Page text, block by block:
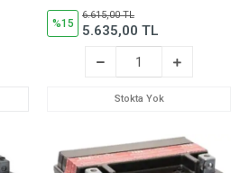
Motosiklet Aküsü Bakım
Gerektirmez,YTZ7SBS
%15
6.615,00 TL
5.635,00 TL
Stokta Yok